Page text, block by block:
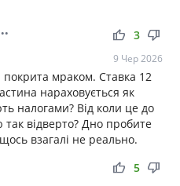
thumb_up thumb_down
3
9 Чер 2026
покрита мраком. Ставка 12
нараховується як
налогами? Від коли це до
так відверто? Дно пробите
взагалі не реально.
thumb_up thumb_down
5